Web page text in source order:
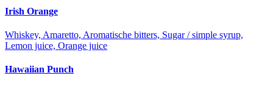
Irish Orange
Whiskey, Amaretto, Aromatische bitters, Sugar / simple syrup,
Lemon juice, Orange juice
Hawaiian Punch